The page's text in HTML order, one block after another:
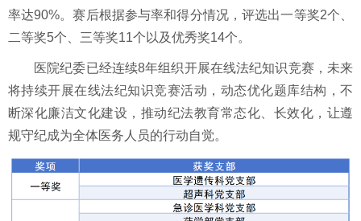
率达90%。赛后根据参与率和得分情况，评选出一等奖2个、
二等奖5个、三等奖11个以及优秀奖14个。
医院纪委已经连续8年组织开展在线法纪知识竞赛，未来
将持续开展在线法纪知识竞赛活动，动态优化题库结构，不
断深化廉洁文化建设，推动纪法教育常态化、长效化，让遵
规守纪成为全体医务人员的行动自觉。